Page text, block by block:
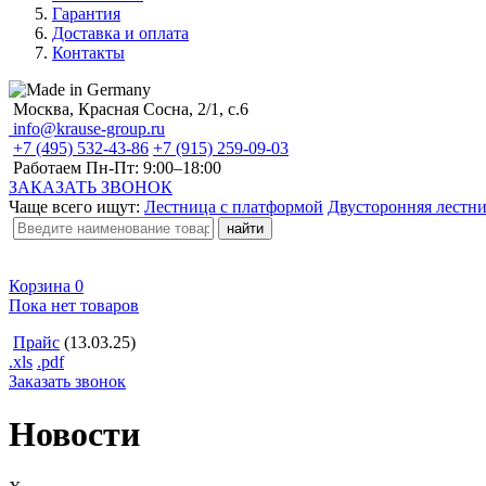
Гарантия
Доставка и оплата
Контакты
Москва, Красная Сосна, 2/1, с.6
info@krause-group.ru
+7 (495) 532-43-86 +7 (915) 259-09-03
Работаем Пн-Пт: 9:00–18:00
ЗАКАЗАТЬ ЗВОНОК
Чаще всего ищут: Лестница с платформой Двусторонняя
Корзина 0
Пока нет товаров
Прайс (13.03.25)
.xls .pdf
Заказать звонок
Новости